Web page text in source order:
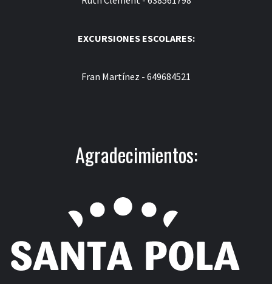
EXCURSIONES ESCOLARES:
Fran Martínez - 649684521
Agradecimientos: